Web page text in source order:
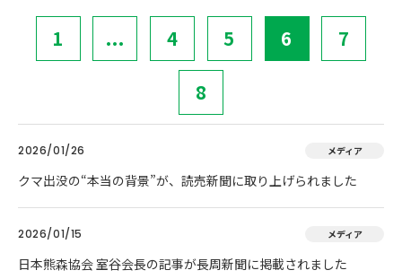
1 ... 4 5 6 7
8
2026/01/26 メディア
クマ出没の“本当の背景”が、読売新聞に取り上げられました
2026/01/15 メディア
日本熊森協会 室谷会長の記事が長周新聞に掲載されました